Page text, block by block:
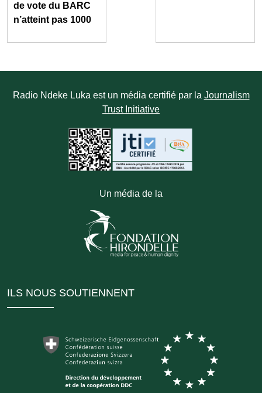
de vote du BARC
n’atteint pas 1000
Radio Ndeke Luka est un média certifié par la Journalism
Trust Initiative
Un média de la
ILS NOUS SOUTIENNENT